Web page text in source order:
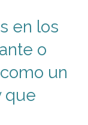
en los
o
un
que